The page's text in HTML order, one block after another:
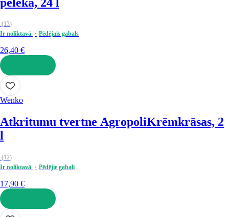
(13)
Ir noliktavā
Pēdējais gabals
26,40 €
LIKT GROZĀ
Wenko
Atkritumu tvertne AgropoliKrēmkrāsas, 2
l
(12)
Ir noliktavā
Pēdējie gabali
17,90 €
LIKT GROZĀ